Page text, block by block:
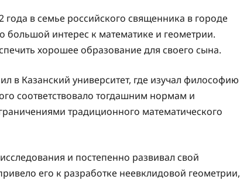
в семье российского священника в городе
интерес к математике и геометрии.
хорошее образование для своего сына.
в Казанский университет, где изучал философию
соответствовало тогдашним нормам и
традиционного математического
и постепенно развивал свой
его к разработке неевклидовой геометрии,